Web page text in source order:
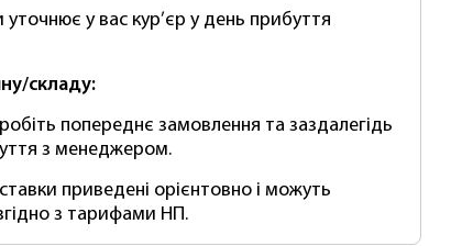
у вас кур’єр у день прибуття
складу:
попереднє замовлення та заздалегідь
з менеджером.
приведені орієнтовно і можуть
з тарифами НП.